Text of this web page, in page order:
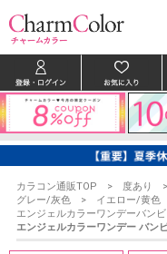
カラコン通販TOP 度あり
グレー/灰色
イエロー/黄色
エンジェルカラーワンデーバン
エンジェルカラーワンデー バン